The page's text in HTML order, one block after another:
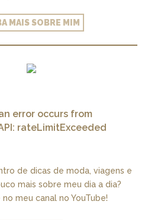
MAIS SOBRE MIM
error occurs from
rateLimitExceeded
de dicas de moda, viagens e
mais sobre meu dia a dia?
no meu canal no YouTube!